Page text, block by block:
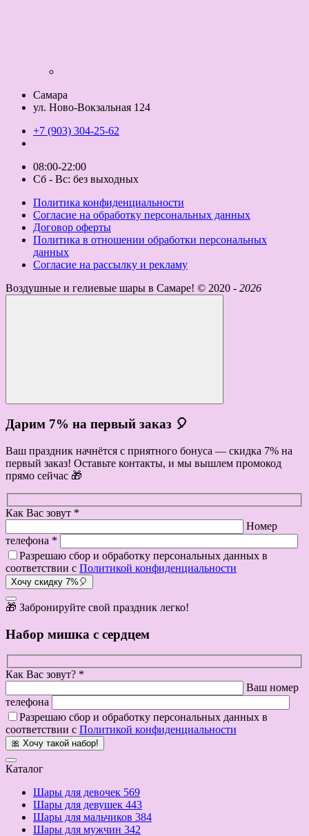
Самара
ул. Ново-Вокзальная 124
+7 (903) 304-25-62
08:00-22:00
Сб - Вс: без выходных
Политика конфиденциальности
Согласие на обработку персональных данных
Договор оферты
Политика в отношении обработки персональных
данных
Согласие на рассылку и рекламу
Воздушные и гелиевые шары в Самаре! © 2020 - 2026
Дарим 7% на первый заказ 🎈
Ваш праздник начнётся с приятного бонуса — скидка 7% на
первый заказ! Оставьте контакты, и мы вышлем промокод
прямо сейчас 🎁
Как Вас зовут *
Номер
телефона *
Разрешаю сбор и обработку персональных данных в
соответствии с Политикой конфиденциальности
Хочу скидку 7%🎈
🎁 Забронируйте свой праздник легко!
Набор мишка с сердцем
Как Вас зовут? *
Ваш номер
телефона
Разрешаю сбор и обработку персональных данных в
соответствии с Политикой конфиденциальности
🎀 Хочу такой набор!
Каталог
Шары для девочек 569
Шары для девушек 443
Шары для мальчиков 384
Шары для мужчин 342